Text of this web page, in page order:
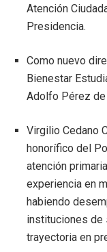
Atención
Presidencia.
Como nuevo
Bienestar
Adolfo Pérez de
Virgilio Cedano
honorífico del
atención
experiencia en
habiendo
instituciones de
trayectoria en